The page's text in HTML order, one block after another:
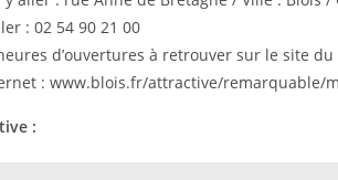
: 02 54 90 21 00
d’ouvertures à retrouver sur le site du
: www.blois.fr/attractive/remarquable/
: